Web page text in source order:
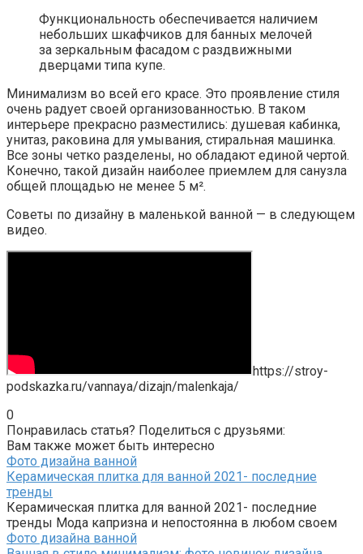
Функциональность обеспечивается наличием
небольших шкафчиков для банных мелочей
за зеркальным фасадом с раздвижными
дверцами типа купе.
Минимализм во всей его красе. Это проявление стиля
очень радует своей организованностью. В таком
интерьере прекрасно разместились: душевая кабинка,
унитаз, раковина для умывания, стиральная машинка.
Все зоны четко разделены, но обладают единой чертой.
Конечно, такой дизайн наиболее приемлем для санузла
общей площадью не менее 5 м².
Советы по дизайну в маленькой ванной — в следующем
видео.
https://stroy-
podskazka.ru/vannaya/dizajn/malenkaja/
0
Понравилась статья? Поделиться с друзьями:
Вам также может быть интересно
Фото дизайна ванной
Керамическая плитка для ванной 2021- последние
тренды
Керамическая плитка для ванной 2021- последние
тренды Мода капризна и непостоянна в любом своем
Фото дизайна ванной